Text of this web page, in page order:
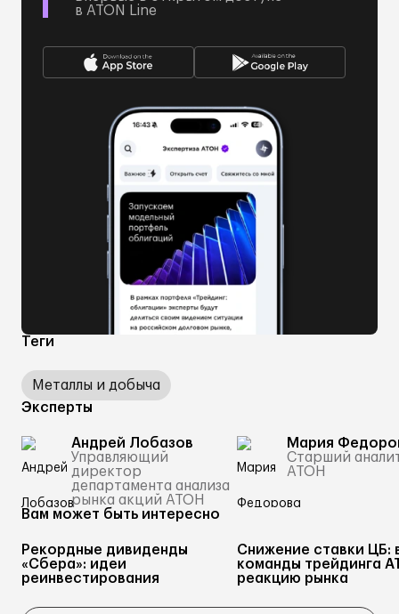
Теги
Металлы и добыча
Эксперты
Андрей Лобазов
Управляющий
директор
департамента анализа
рынка акций АТОН
Мария
Старший
АТОН
в ATON Line
Вам может быть интересно
Рекордные дивиденды
«Сбера»: идеи
реинвестирования
Снижение ставки ЦБ:
команды трейдинга
реакцию рынка